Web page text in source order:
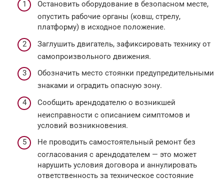
Остановить оборудование в безопасном месте,
опустить рабочие органы (ковш, стрелу,
платформу) в исходное положение.
Заглушить двигатель, зафиксировать технику от
самопроизвольного движения.
Обозначить место стоянки предупредительными
знаками и оградить опасную зону.
Сообщить арендодателю о возникшей
неисправности с описанием симптомов и
условий возникновения.
Не проводить самостоятельный ремонт без
согласования с арендодателем — это может
нарушить условия договора и аннулировать
ответственность за техническое состояние